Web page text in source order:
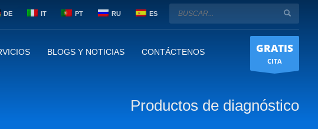
DE IT PT RU ES
BLOGS Y NOTICIAS CONTÁCTENOS GRATIS
CITA
Productos de diagnóstico